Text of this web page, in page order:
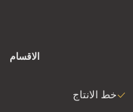
الاقسام
خط الانتاج